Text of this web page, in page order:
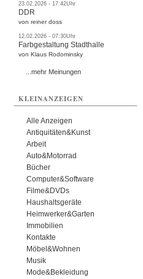
23.02.2026 - 17:42Uhr
DDR
von reiner doss
12.02.2026 - 07:30Uhr
Farbgestaltung Stadthalle
von Klaus Rodominsky
...mehr Meinungen
KLEINANZEIGEN
Alle Anzeigen
Antiquitäten&Kunst
Arbeit
Auto&Motorrad
Bücher
Computer&Software
Filme&DVDs
Haushaltsgeräte
Heimwerker&Garten
Immobilien
Kontakte
Möbel&Wohnen
Musik
Mode&Bekleidung